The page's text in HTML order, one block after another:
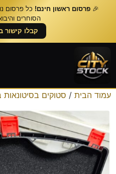
🎉פרסום ראשון חינם!
הסוחרים
קבלו קישור
עמוד הבית / סטוקים